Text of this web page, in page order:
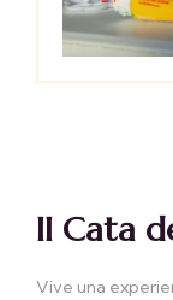
II Cata
Vive una